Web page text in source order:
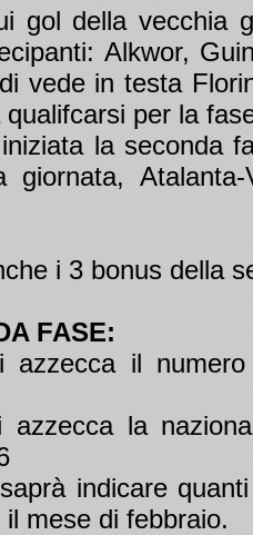
gol della vecchia
Alkwor,
vede in testa
per la
la seconda
giornata,
i 3 bonus della
FASE:
il
la
indicare
mese di febbraio.